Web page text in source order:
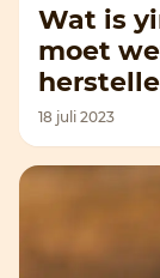
Wat is
moet
18 juli 2023